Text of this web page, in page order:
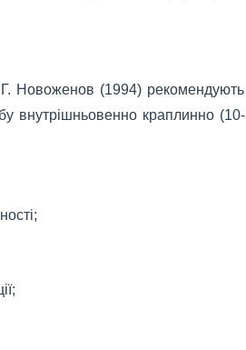
Новоженов (1994) рекомендують
внутрішньовенно краплинно